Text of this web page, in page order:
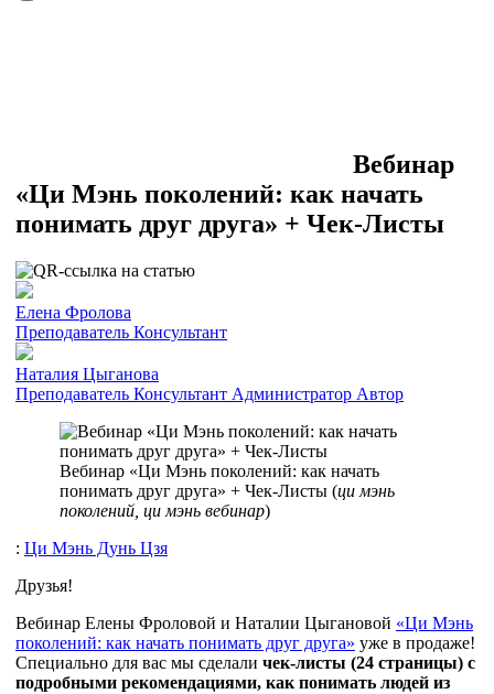
Вебинар
«Ци Мэнь поколений: как начать
понимать друг друга» + Чек-Листы
Елена Фролова
Преподаватель Консультант
Наталия Цыганова
Преподаватель Консультант Администратор Автор
Вебинар «Ци Мэнь поколений: как начать
понимать друг друга» + Чек-Листы (ци мэнь
поколений, ци мэнь вебинар)
: Ци Мэнь Дунь Цзя
Друзья!
Вебинар Елены Фроловой и Наталии Цыгановой «Ци Мэнь
поколений: как начать понимать друг друга» уже в продаже!
Специально для вас мы сделали чек-листы (24 страницы) с
подробными рекомендациями, как понимать людей из